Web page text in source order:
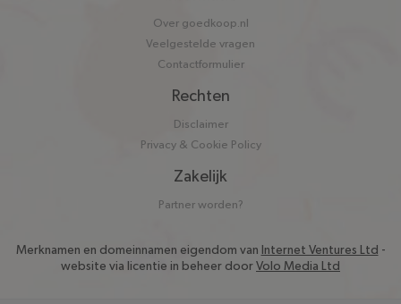
Over goedkoop.nl
Veelgestelde vragen
Contactformulier
Rechten
Disclaimer
Privacy & Cookie Policy
Zakelijk
Partner worden?
Merknamen en domeinnamen eigendom van Internet Ventures Ltd -
website via licentie in beheer door Volo Media Ltd